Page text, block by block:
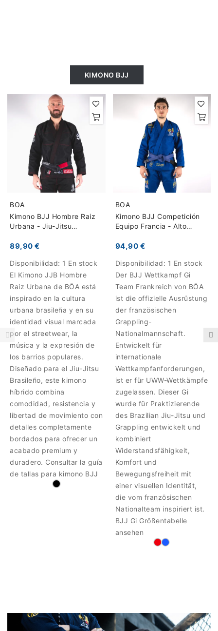
KIMONO BJJ
BOA
Kimono BJJ Hombre Raiz
Urbana - Jiu-Jitsu
89,90 €
Disponibilidad: 1 En stock
El Kimono JJB Hombre
Raiz Urbana de BŌA está
inspirado en la cultura
urbana brasileña y en su
identidad visual marcada
por el streetwear, la
música y la expresión de
los barrios populares.
Diseñado para el Jiu-Jitsu
Brasileño, este kimono
híbrido combina
comodidad, resistencia y
libertad de movimiento con
detalles completamente
bordados para ofrecer un
acabado premium y
duradero. Consultar la guía
de tallas para kimono BJJ
BOA
Kimono BJJ Competición
Equipo Francia - Alto
94,90 €
Disponibilidad: 1 En stock
Der BJJ Wettkampf Gi
Team Frankreich von BŌA
ist die offizielle Ausrüstung
der französischen
Grappling-
Nationalmannschaft.
Entwickelt für
internationale
Wettkampfanforderungen,
ist er für UWW-Wettkämpfe
zugelassen. Dieser Gi
wurde für Praktizierende
des Brazilian Jiu-Jitsu und
Grappling entwickelt und
kombiniert
Widerstandsfähigkeit,
Komfort und
Bewegungsfreiheit mit
einer visuellen Identität,
die vom französischen
Nationalteam inspiriert ist.
BJJ Gi Größentabelle
ansehen